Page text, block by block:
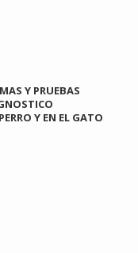
Y PRUEBAS
Y EN EL GATO